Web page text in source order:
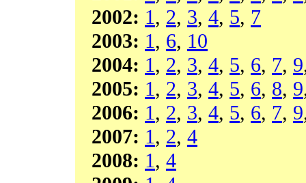
2002: 1, 2, 3, 4, 5, 7
2003: 1, 6, 10
2004: 1, 2, 3, 4, 5, 6, 7, 9
2005: 1, 2, 3, 4, 5, 6, 8, 9
2006: 1, 2, 3, 4, 5, 6, 7, 9
2007: 1, 2, 4
2008: 1, 4